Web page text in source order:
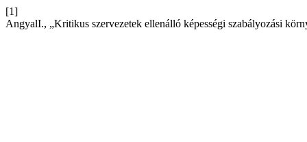
[1]
AngyalI., „Kritikus szervezetek ellenálló képességi szabályozási